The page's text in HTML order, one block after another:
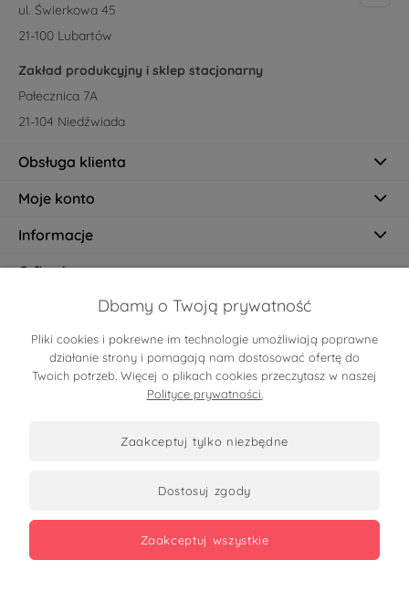
ul. Świerkowa 45
21-100 Lubartów
Zakład produkcyjny i sklep stacjonarny
Pałecznica 7A
21-104 Niedźwiada
Obsługa klienta
Moje konto
Informacje
O firmie
Certyfikaty
Dbamy o Twoją prywatność
Pliki cookies i pokrewne im technologie umożliwiają poprawne
działanie strony i pomagają nam dostosować ofertę do
Twoich potrzeb. Więcej o plikach cookies przeczytasz w naszej
Polityce prywatności.
zaakceptuj tylko niezbędne
dostosuj zgody
zaakceptuj wszystkie